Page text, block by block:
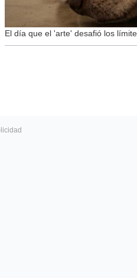
El día que el 'arte' desafió los